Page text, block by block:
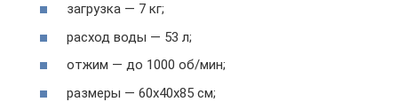
загрузка — 7 кг;
расход воды — 53 л;
отжим — до 1000 об/мин;
размеры — 60x40x85 см;